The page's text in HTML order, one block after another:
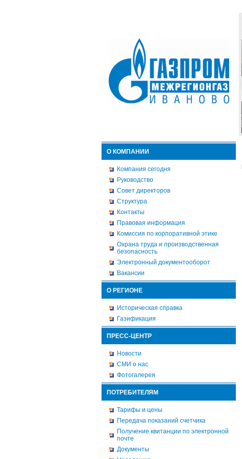
О КОМПАНИИ
Компания сегодня
Руководство
Совет директоров
Структура
Контакты
Правовая информация
Комиссия по корпоративной этике
Охрана труда и производственная
безопасность
Электронный документооборот
Вакансии
О РЕГИОНЕ
Историческая справка
Газификация
ПРЕСС-ЦЕНТР
Новости
СМИ о нас
Фотогалерея
ПОТРЕБИТЕЛЯМ
Тарифы и цены
Передача показаний счетчика
Получение квитанции по электронной
почте
Документы